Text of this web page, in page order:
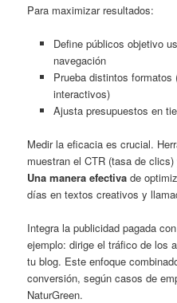
Para maximizar resultados:
Define públicos objetivo
navegación
Prueba distintos
interactivos)
Ajusta presupuestos en
Medir la eficacia es crucial.
muestran el CTR (tasa de
Una manera efectiva de
días en textos creativos y
Integra la publicidad pagada
ejemplo: dirige el tráfico de los
tu blog. Este enfoque
conversión, según casos de
NaturGreen.